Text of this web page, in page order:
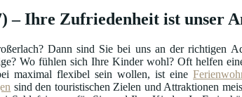
– Ihre Zufriedenheit ist unser
Dann sind Sie bei uns an der richtigen
Wo fühlen sich Ihre Kinder wohl? Oft helfen
maximal flexibel sein wollen, ist eine
sind den touristischen Zielen und Attraktionen